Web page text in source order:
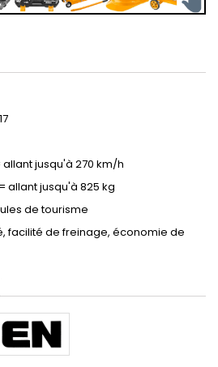
allant jusqu'à 270 km/h
= allant jusqu'à 825 kg
de tourisme
facilité de freinage, économie de